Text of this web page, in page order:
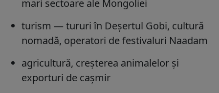
mari sectoare ale Mongoliei
turism — tururi în Deșertul Gobi, cultură
nomadă, operatori de festivaluri Naadam
agricultură, creșterea animalelor și
exporturi de cașmir